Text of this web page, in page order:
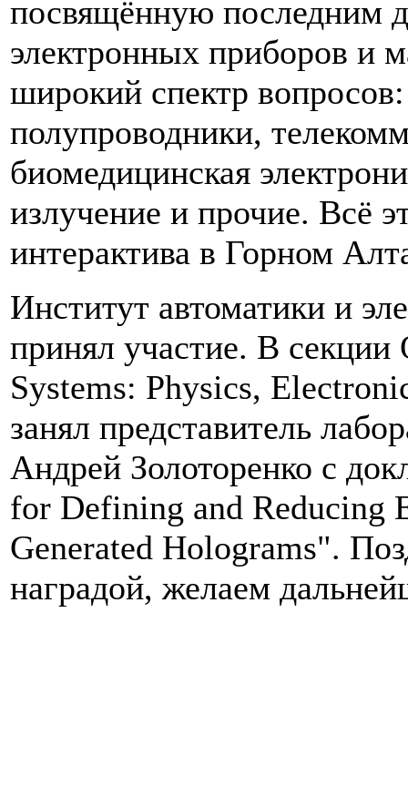
посвящённую последним
электронных приборов и
широкий спектр
полупроводники,
биомедицинская
излучение и прочие. Всё
интерактива в Горном
Институт автоматики и
принял участие. В
Systems: Physics,
занял представитель
Андрей Золоторенко с
for Defining and Reducing
Generated Holograms".
наградой, желаем